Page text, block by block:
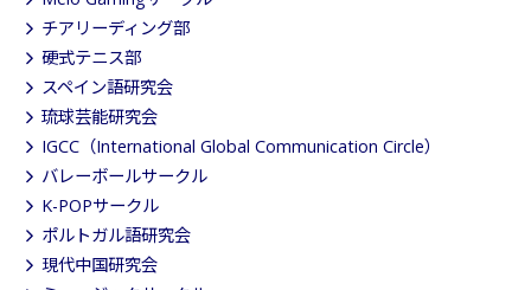
チアリーディング部
硬式テニス部
スペイン語研究会
琉球芸能研究会
IGCC（International Global Communication Circle）
バレーボールサークル
K-POPサークル
ポルトガル語研究会
現代中国研究会